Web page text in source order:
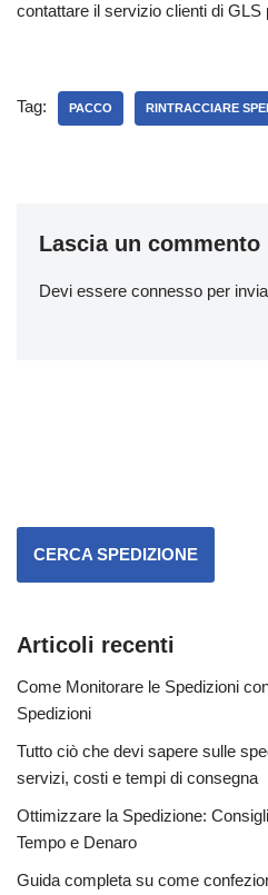
contattare il servizio clienti di
Tag: PACCO RINTRACCIARE
Lascia un commento
Devi essere connesso per
CERCA SPEDIZIONE
Articoli recenti
Come Monitorare le Spedizioni
Spedizioni
Tutto ciò che devi sapere sulle
servizi, costi e tempi di consegna
Ottimizzare la Spedizione:
Tempo e Denaro
Guida completa su come